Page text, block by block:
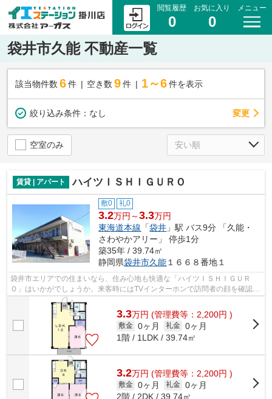
閲覧履歴
0
お気に入り
0
メニュー
袋井市久能 不動産一覧
該当物件数 6件 空き数 9 件 1～6 件を表示
絞り込み条件： なし 変更
空室のみ
賃貸 | アパート ハイツＩＳＨＩＧＵＲＯ
敷0 礼0
3.2万円～3.3万円
東海道本線 「袋井 」駅 バス9分 「久能・
さわやかアリー」 停歩1分
築35年 / 39.74㎡
静岡県袋井市久能１６６８番地１
袋井市エリアでの住まいなら、住み心地も快適な「ハイツＩＳＨＩＧＵＲ
Ｏ」はいかがでしょうか。来客時にはTVインターホンで訪問者の顔を確認す
ることができるので防犯対策につながり...
3.3万円 (管理費等：2,200円 )
敷金 0ヶ月 礼金 0ヶ月
1階 / 1LDK / 39.74㎡
3.2万円 (管理費等：2,200円 )
敷金 0ヶ月 礼金 0ヶ月
2階 / 2DK / 39.74㎡